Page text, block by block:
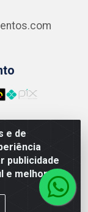
e de
publicidade
e melhorar a
RJ -